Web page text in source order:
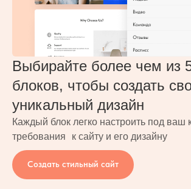
Выбирайте более чем из
блоков, чтобы создать
уникальный дизайн
Каждый блок легко настроить под ваш
требования к сайту и его дизайну
Создать стильный сайт